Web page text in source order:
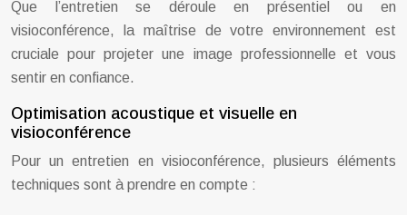
Que l’entretien se déroule en présentiel ou en
visioconférence, la maîtrise de votre environnement est
cruciale pour projeter une image professionnelle et vous
sentir en confiance.
Optimisation acoustique et visuelle en
visioconférence
Pour un entretien en visioconférence, plusieurs éléments
techniques sont à prendre en compte :